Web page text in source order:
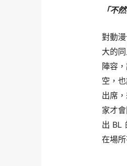
「不
對動
大的
陣容
空，
出席
家才
出 BL
在場